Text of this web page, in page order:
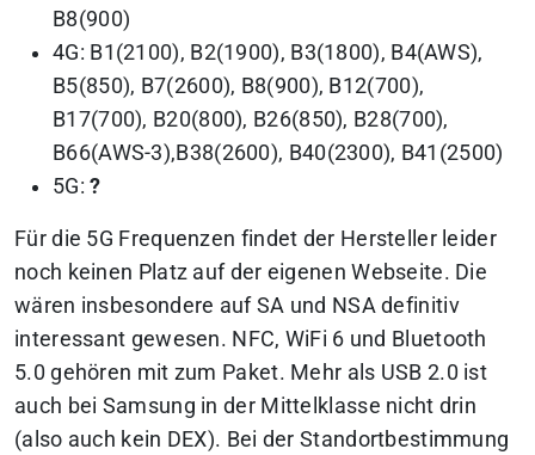
B8(900)
4G: B1(2100), B2(1900), B3(1800), B4(AWS),
B5(850), B7(2600), B8(900), B12(700),
B17(700), B20(800), B26(850), B28(700),
B66(AWS-3),B38(2600), B40(2300), B41(2500)
5G:?
Für die 5G Frequenzen findet der Hersteller leider
noch keinen Platz auf der eigenen Webseite. Die
wären insbesondere auf SA und NSA definitiv
interessant gewesen. NFC, WiFi 6 und Bluetooth
5.0 gehören mit zum Paket. Mehr als USB 2.0 ist
auch bei Samsung in der Mittelklasse nicht drin
(also auch kein DEX). Bei der Standortbestimmung